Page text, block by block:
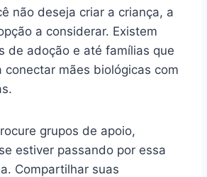
não deseja criar a criança, a
a considerar. Existem
de adoção e até famílias que
conectar mães biológicas com
grupos de apoio,
estiver passando por essa
Compartilhar suas